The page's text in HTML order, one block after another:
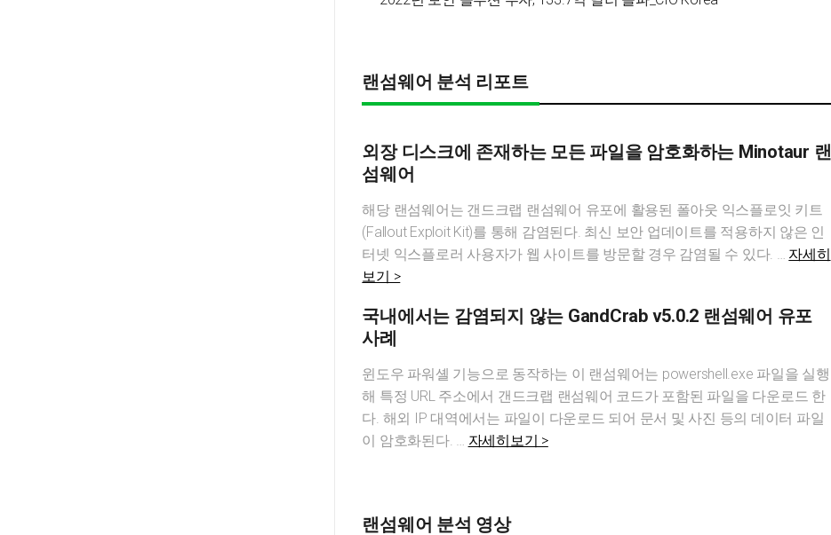
랜섬웨어 분석 리포트
외장 디스크에 존재하는 모든 파일을 암호화하는 Minotaur 랜
섬웨어
해당 랜섬웨어는 갠드크랩 랜섬웨어 유포에 활용된 폴아웃 익스플로잇 키트
(Fallout Exploit Kit)를 통해 감염된다. 최신 보안 업데이트를 적용하지 않은 인
터넷 익스플로러 사용자가 웹 사이트를 방문할 경우 감염될 수 있다. … 자세히
보기 >
국내에서는 감염되지 않는 GandCrab v5.0.2 랜섬웨어 유포
사례
윈도우 파워셸 기능으로 동작하는 이 랜섬웨어는 powershell.exe 파일을 실행
해 특정 URL 주소에서 갠드크랩 랜섬웨어 코드가 포함된 파일을 다운로드 한
다. 해외 IP 대역에서는 파일이 다운로드 되어 문서 및 사진 등의 데이터 파일
이 암호화된다. … 자세히보기 >
랜섬웨어 분석 영상